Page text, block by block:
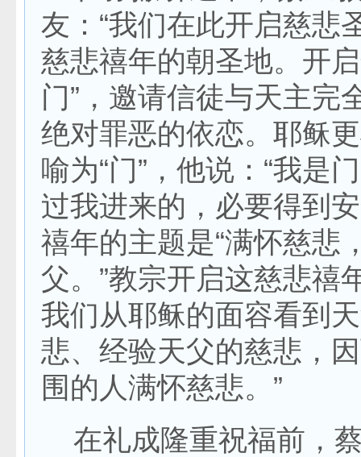
友：“我们在此开启慈悲
慈悲禧年的朝圣地。开
门”，邀请信徒与天主完
绝对罪恶的依恋。耶稣
喻为“门”，他说：“我是
过我进来的，必要得到
禧年的主题是“满怀慈悲
父。”教宗开启这慈悲禧
我们从耶稣的面容看到
悲、经验天父的慈悲，
围的人满怀慈悲。”
在礼成隆重祝福前，